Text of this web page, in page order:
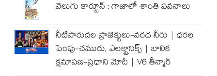
వెలుగు కార్టూన్ : గాజాలో శాంతి పవనాలు
నీటిపారుదల ప్రాజెక్టులు-వరద నీరు | ధరల
పెంపు-చమురు, ఎలక్ట్రానిక్స్ | బాలిక
క్షమాపణ-ప్రధాని మోదీ | V6 తీన్మార్